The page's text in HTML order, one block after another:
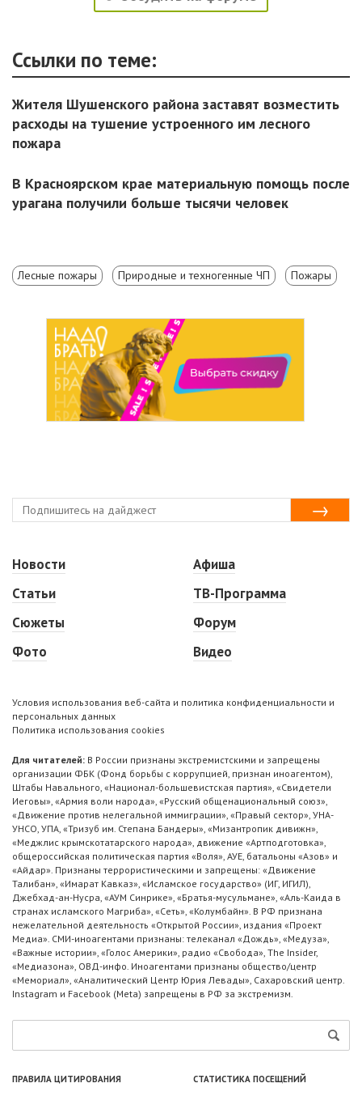
Ссылки по теме:
Жителя Шушенского района заставят возместить
расходы на тушение устроенного им лесного
пожара
В Красноярском крае материальную помощь после
урагана получили больше тысячи человек
Лесные пожары Природные и техногенные ЧП Пожары
Новости
Статьи
Сюжеты
Фото
Афиша
ТВ-Программа
Форум
Видео
Условия использования веб-сайта и политика конфиденциальности и
персональных данных
Политика использования cookies
Для читателей: В России признаны экстремистскими и запрещены
организации ФБК (Фонд борьбы с коррупцией, признан иноагентом),
Штабы Навального, «Национал-большевистская партия», «Свидетели
Иеговы», «Армия воли народа», «Русский общенациональный союз»,
«Движение против нелегальной иммиграции», «Правый сектор», УНА-
УНСО, УПА, «Тризуб им. Степана Бандеры», «Мизантропик дивижн»,
«Меджлис крымскотатарского народа», движение «Артподготовка»,
общероссийская политическая партия «Воля», АУЕ, батальоны «Азов» и
«Айдар». Признаны террористическими и запрещены: «Движение
Талибан», «Имарат Кавказ», «Исламское государство» (ИГ, ИГИЛ),
Джебхад-ан-Нусра, «АУМ Синрике», «Братья-мусульмане», «Аль-Каида в
странах исламского Магриба», «Сеть», «Колумбайн». В РФ признана
нежелательной деятельность «Открытой России», издания «Проект
Медиа». СМИ-иноагентами признаны: телеканал «Дождь», «Медуза»,
«Важные истории», «Голос Америки», радио «Свобода», The Insider,
«Медиазона», ОВД-инфо. Иноагентами признаны общество/центр
«Мемориал», «Аналитический Центр Юрия Левады», Сахаровский центр.
Instagram и Facebook (Metа) запрещены в РФ за экстремизм.
ПРАВИЛА ЦИТИРОВАНИЯ СТАТИСТИКА ПОСЕЩЕНИЙ